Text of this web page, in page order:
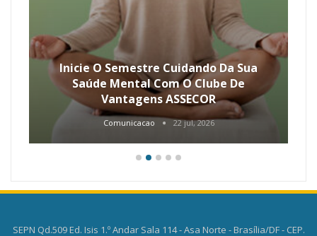
Inicie O Semestre Cuidando Da Sua
Saúde Mental Com O Clube De
Vantagens ASSECOR
Comunicacao 22 jul, 2026
SEPN Qd.509 Ed. Isis 1.º Andar Sala 114 - Asa Norte - Brasília/DF - CEP.